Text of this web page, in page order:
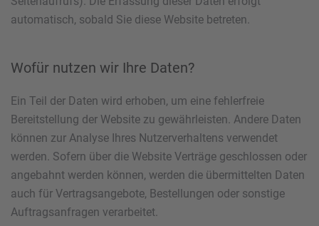
automatisch, sobald Sie diese Website betreten.
Wofür nutzen wir Ihre Daten?
Ein Teil der Daten wird erhoben, um eine fehlerfreie
Bereitstellung der Website zu gewährleisten. Andere Daten
können zur Analyse Ihres Nutzerverhaltens verwendet
werden. Sofern über die Website Verträge geschlossen oder
angebahnt werden können, werden die übermittelten Daten
auch für Vertragsangebote, Bestellungen oder sonstige
Auftragsanfragen verarbeitet.